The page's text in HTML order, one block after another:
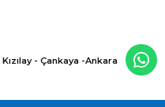
Kızılay - Çankaya -Ankara